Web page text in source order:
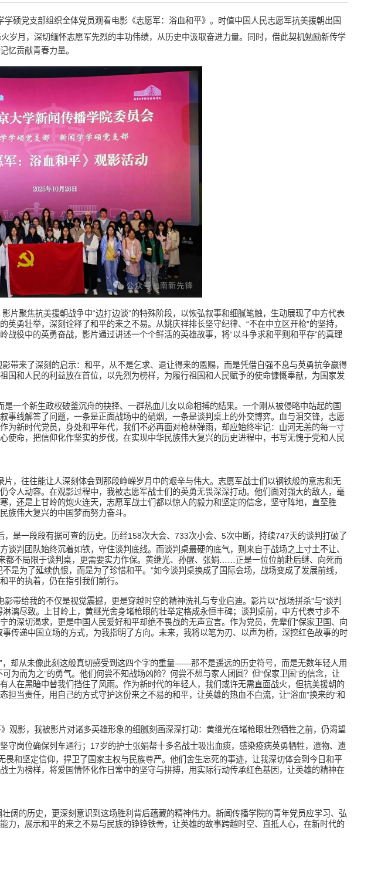
硕党支部组织全体党员观看电影《志愿军：浴血和平》。时值中国人民志愿军抗美援朝出国
岁月，深切缅怀志愿军先烈的丰功伟绩，从历史中汲取奋进力量。同时，借此契机勉励新传学
忆贡献青春力量。
片聚焦抗美援朝战争中“边打边谈”的特殊阶段，以恢弘叙事和细腻笔触，生动展现了中方代表
勇壮举，深刻诠释了和平的来之不易。从姚庆祥排长坚守纪律、“不在中立区开枪”的坚持，
役中的英勇奋战，影片通过讲述一个个鲜活的英雄故事，将“以斗争求和平则和平存”的真理
带来了深刻的启示：和平，从不是乞求、退让得来的恩赐，而是凭借自强不息与英勇抗争赢得
国和人民的利益放在首位，以先烈为榜样，为履行祖国和人民赋予的使命慷慨奉献，为国家发
一个新生政权破釜沉舟的抉择、一群热血儿女以命相搏的结果。一个刚从被侵略中站起的国
事线解答了问题，一条是正面战场中的硝烟，一条是谈判桌上的外交博弈。血与泪交锋，志愿
为新时代党员，身处和平年代，我们不必再面对枪林弹雨，却应始终牢记：山河无恙的每一寸
使命，把信仰化作坚实的步伐，在实现中华民族伟大复兴的历史进程中，书写无愧于党和人民
，往往能让人深刻体会到那段峥嵘岁月中的艰辛与伟大。志愿军战士们以钢铁般的意志和无
令人动容。在观影过程中，我被志愿军战士们的英勇无畏深深打动。他们面对强大的敌人，毫
，还是上甘岭的炮火连天，志愿军战士们都以惊人的毅力和坚定的信念，坚守阵地，直至胜
族伟大复兴的中国梦而努力奋斗。
，是一段段有据可查的历史。历经158次大会、 733次小会、 5次中断，持续747天的谈判打破了
判团队始终沉着如铁，守住谈判底线。而谈判桌最硬的底气，则来自于战场之上寸土不让、
都不局限于谈判桌，更需要实力作保。黄继光、孙醒、张娟……正是一位位前赴后继、向死而
是为了延续仇恨，而是为了珍惜和平。”如今谈判桌换成了国际会场，战场变成了发展前线，
平的执着，仍在指引我们前行。
带给我的不仅是视觉震撼，更是穿越时空的精神洗礼与专业启迪。影片以“战场拼杀”与“谈判
漓尽致。上甘岭上，黄继光舍身堵枪眼的壮举定格成永恒丰碑；谈判桌前，中方代表寸步不
深切渴求，更是中国人民爱好和平却绝不畏战的无声宣言。作为党员，先辈们“保家卫国、向
传递中国立场的方式，为我指明了方向。未来，我将以笔为刃、以声为桥，深挖红色故事的时
却从未像此刻这般真切感受到这四个字的重量——那不是遥远的历史符号，而是无数年轻人用
为而为之”的勇气。他们何尝不知战场凶险？何尝不想与家人团圆？但“保家卫国”的信念，让
人在黑暗中替我们挡住了风雨。作为新时代的年轻人，我们或许无需直面战火，但抗美援朝的
当责任，用自己的方式守护这份来之不易的和平，让英雄的热血不白流，让“浴血”换来的“和
观影，我被影片对诸多英雄形象的细腻刻画深深打动：黄继光在堵枪眼壮烈牺牲之前，仍渴望
守岗位确保列车通行； 17岁的护士张娟帮十多名战士吸出血痰，感染疫病英勇牺牲，遗物、遗
和坚定信仰，捍卫了国家主权与民族尊严。他们舍生忘死的事迹，让我深切体会到今日和平
士为榜样，将爱国情怀化作日常中的坚守与拼搏，用实际行动传承红色基因，让英雄的精神在
阔的历史，更深刻意识到这场胜利背后蕴藏的精神伟力。新闻传播学院的青年党员应学习、弘
力，展示和平的来之不易与民族的铮铮铁骨，让英雄的故事跨越时空、直抵人心，在新时代的